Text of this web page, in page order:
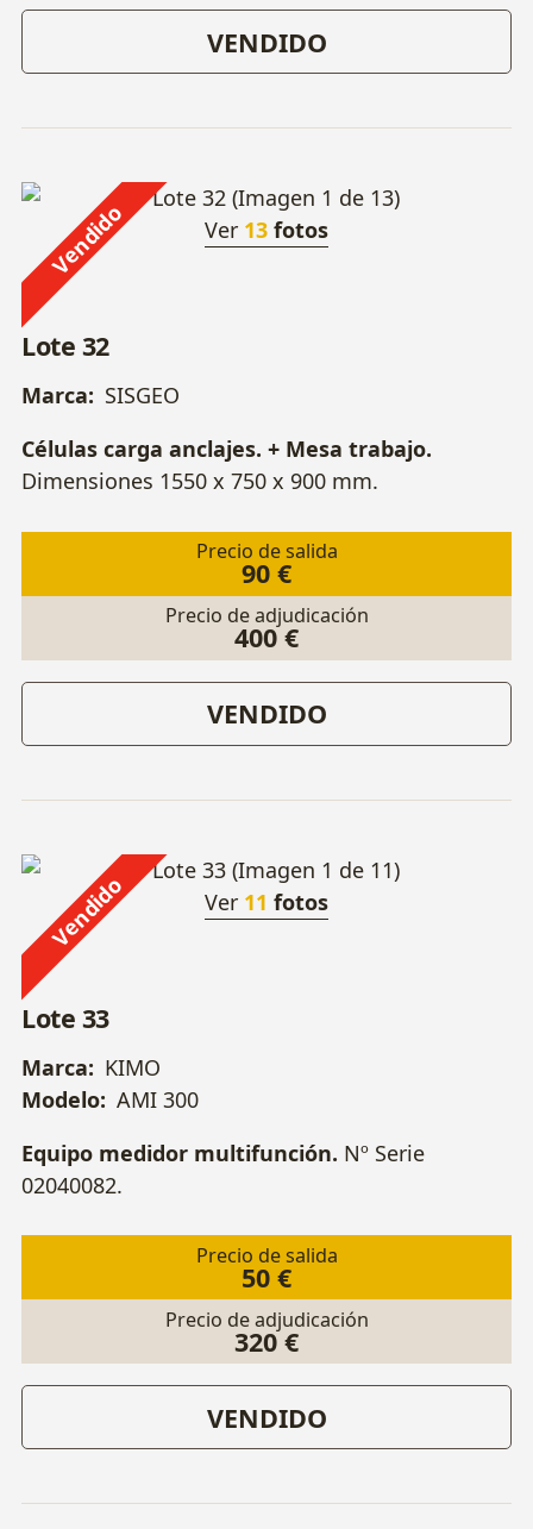
VENDIDO
Vendido Ver 13 fotos
Lote 32
Marca: SISGEO
Células carga anclajes. + Mesa trabajo.
Dimensiones 1550 x 750 x 900 mm.
Precio de salida
90 €
Precio de adjudicación
400 €
VENDIDO
Vendido Ver 11 fotos
Lote 33
Marca: KIMO
Modelo: AMI 300
Equipo medidor multifunción. Nº Serie
02040082.
Precio de salida
50 €
Precio de adjudicación
320 €
VENDIDO